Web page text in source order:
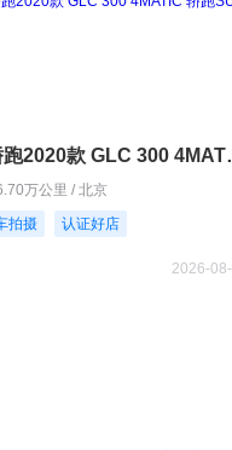
奔驰
万公里 / 北京
拍摄 认证好店
2026-